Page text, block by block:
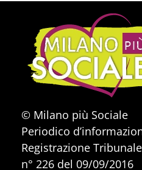
© Milano più Sociale
Periodico
Registrazione
n° 226 del 09/09/2016